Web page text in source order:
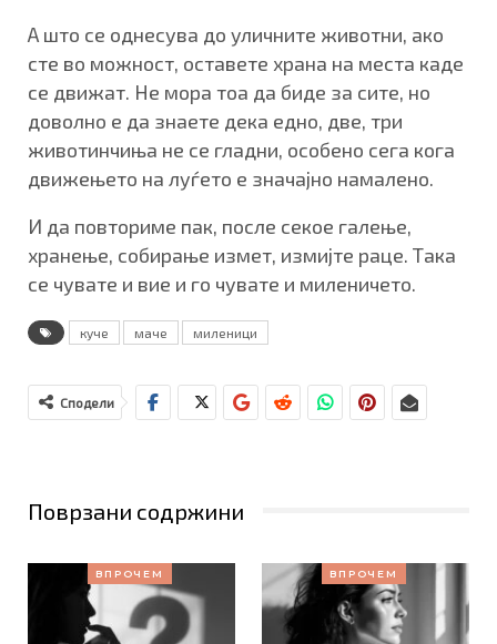
А што се однесува до уличните животни, ако
сте во можност, оставете храна на места каде
се движат. Не мора тоа да биде за сите, но
доволно е да знаете дека едно, две, три
животинчиња не се гладни, особено сега кога
движењето на луѓето е значајно намалено.
И да повториме пак, после секое галење,
хранење, собирање измет, измијте раце. Така
се чувате и вие и го чувате и миленичето.
куче маче миленици
Сподели
Поврзани содржини
ВПРОЧЕМ ВПРОЧЕМ